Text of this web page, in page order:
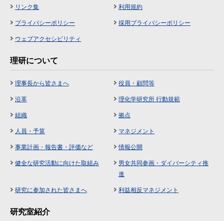
リンク集 利用規約
プライバシーポリシー 採用プライバシーポリシー
ウェブアクセシビリティ
理研について
理事長から皆さまへ 役員・顧問等
沿革 理化学研究所 行動規範
組織 拠点
人員・予算 マネジメント
事業計画・報告書・評価など 情報公開
健全な研究活動に向けた取組み
男女共同参画・ダイバーシティ推
進
研究に参加された皆さまへ 利益相反マネジメント
研究室紹介